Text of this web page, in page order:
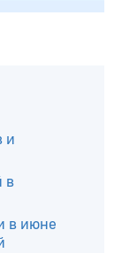
и
в
в июне